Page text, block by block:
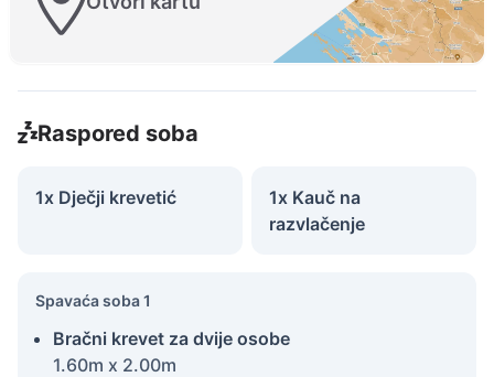
Raspored soba
1x Dječji krevetić
1x Kauč na
razvlačenje
Spavaća soba 1
Bračni krevet za dvije osobe
1.60m x 2.00m